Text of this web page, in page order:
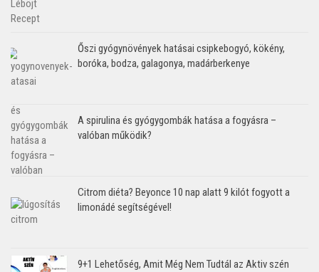
Őszi gyógynövények hatásai csipkebogyó, kökény,
boróka, bodza, galagonya, madárberkenye
A spirulina és gyógygombák hatása a fogyásra –
valóban működik?
Citrom diéta? Beyonce 10 nap alatt 9 kilót fogyott a
limonádé segítségével!
9+1 Lehetőség, Amit Még Nem Tudtál az Aktiv szén